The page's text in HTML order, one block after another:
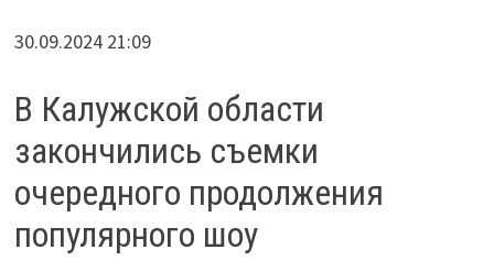
30.09.2024 21:09
В Калужской области
закончились съемки
очередного продолжения
популярного шоу